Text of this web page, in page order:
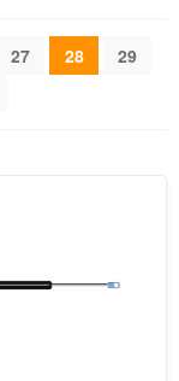
27 28
29